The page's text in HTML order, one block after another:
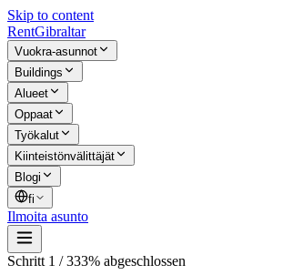
Skip to content
RentGibraltar
Vuokra-asunnot
Buildings
Alueet
Oppaat
Työkalut
Kiinteistönvälittäjät
Blogi
fi
Ilmoita asunto
Schritt 1 /333% abgeschlossen